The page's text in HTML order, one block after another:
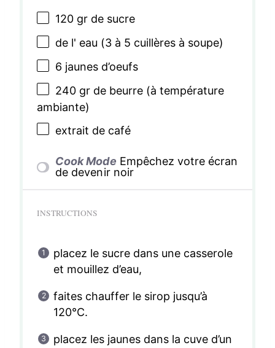
120gr de sucre
de l' eau (3 à 5 cuillères à soupe)
6 jaunes d’oeufs
240gr de beurre (à température
ambiante)
extrait de café
Cook Mode Empêchez votre écran
de devenir noir
INSTRUCTIONS
placez le sucre dans une casserole
et mouillez d’eau,
faites chauffer le sirop jusqu’à
120°C.
placez les jaunes dans la cuve d’un